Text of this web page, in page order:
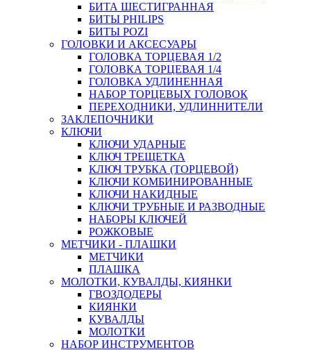
БИТА ШЕСТИГРАННАЯ
БИТЫ PHILIPS
БИТЫ POZI
ГОЛОВКИ И АКСЕСУАРЫ
ГОЛОВКА ТОРЦЕВАЯ 1/2
ГОЛОВКА ТОРЦЕВАЯ 1/4
ГОЛОВКА УДЛИНЕННАЯ
НАБОР ТОРЦЕВЫХ ГОЛОВОК
ПЕРЕХОДНИКИ, УДЛИННИТЕЛИ
ЗАКЛЕПОЧНИКИ
КЛЮЧИ
КЛЮЧИ УДАРНЫЕ
КЛЮЧ ТРЕЩЕТКА
КЛЮЧ ТРУБКА (ТОРЦЕВОЙ)
КЛЮЧИ КОМБИНИРОВАННЫЕ
КЛЮЧИ НАКИДНЫЕ
КЛЮЧИ ТРУБНЫЕ И РАЗВОДНЫЕ
НАБОРЫ КЛЮЧЕЙ
РОЖКОВЫЕ
МЕТЧИКИ - ПЛАШКИ
МЕТЧИКИ
ПЛАШКА
МОЛОТКИ, КУВАЛДЫ, КИЯНКИ
ГВОЗДОДЕРЫ
КИЯНКИ
КУВАЛДЫ
МОЛОТКИ
НАБОР ИНСТРУМЕНТОВ